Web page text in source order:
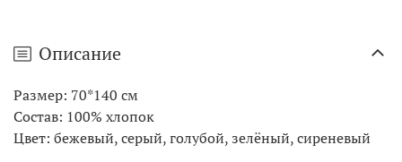
Описание
Размер: 70*140 см
Состав: 100% хлопок
Цвет: бежевый, серый, голубой, зелёный, сиреневый